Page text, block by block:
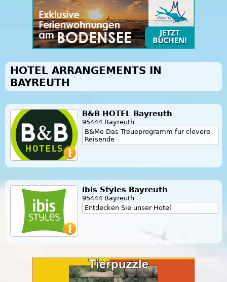
HOTEL ARRANGEMENTS IN
BAYREUTH
B&B HOTEL Bayreuth
95444 Bayreuth
B&Me Das Treueprogramm für clevere
Reisende
ibis Styles Bayreuth
95444 Bayreuth
Entdecken Sie unser Hotel